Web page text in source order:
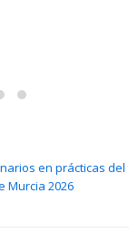
en prácticas del
Murcia 2026